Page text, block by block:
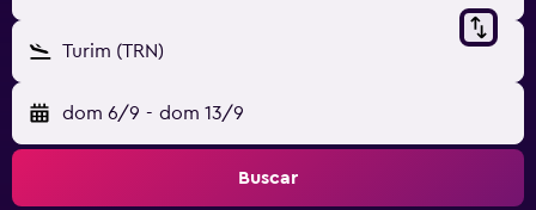
Turim (TRN)
dom 6/9 - dom 13/9
Buscar